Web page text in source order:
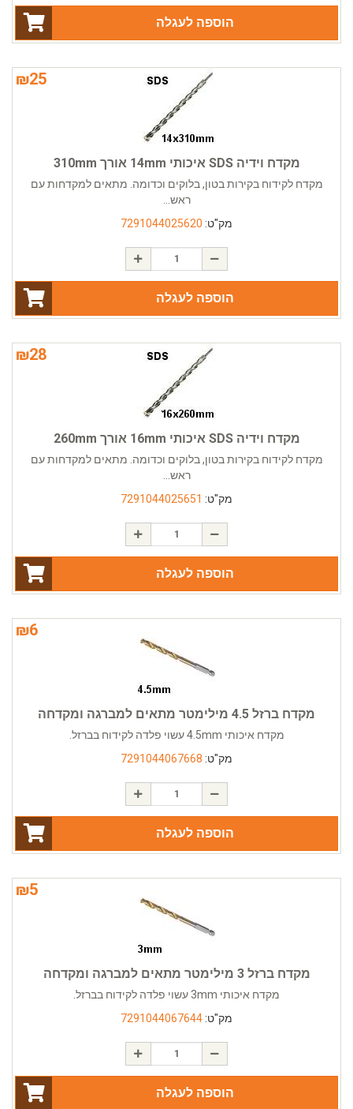
הוספה לעגלה
₪25
מקדח וידיה SDS איכותי 14mm אורך 310mm
מקדח לקידוח בקירות בטון, בלוקים וכדומה. מתאים למקדחות עם
ראש...
מק"ט: 7291044025620
הוספה לעגלה
₪28
מקדח וידיה SDS איכותי 16mm אורך 260mm
מקדח לקידוח בקירות בטון, בלוקים וכדומה. מתאים למקדחות עם
ראש...
מק"ט: 7291044025651
הוספה לעגלה
₪6
מקדח ברזל 4.5 מילימטר מתאים למברגה ומקדחה
מקדח איכותי 4.5mm עשוי פלדה לקידוח בברזל.
מק"ט: 7291044067668
הוספה לעגלה
₪5
מקדח ברזל 3 מילימטר מתאים למברגה ומקדחה
מקדח איכותי 3mm עשוי פלדה לקידוח בברזל.
מק"ט: 7291044067644
הוספה לעגלה